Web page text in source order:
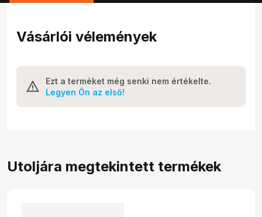
Vásárlói vélemények
Ezt a terméket még senki nem értékelte.
Legyen Ön az első!
Utoljára megtekintett termékek